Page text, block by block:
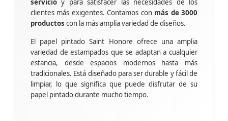
servicio y para satisfacer las necesidades de los
clientes más exigentes. Contamos con más de 3000
productos con la más amplia variedad de diseños.
El papel pintado Saint Honore ofrece una amplia
variedad de estampados que se adaptan a cualquier
estancia, desde espacios modernos hasta más
tradicionales. Está diseñado para ser durable y fácil de
limpiar, lo que significa que puede disfrutar de su
papel pintado durante mucho tiempo.